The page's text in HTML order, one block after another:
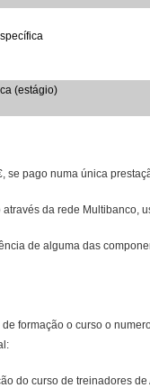
(estágio)
se pago numa única
da rede Multibanco,
de alguma das
formação o curso o
do curso de treinadores de